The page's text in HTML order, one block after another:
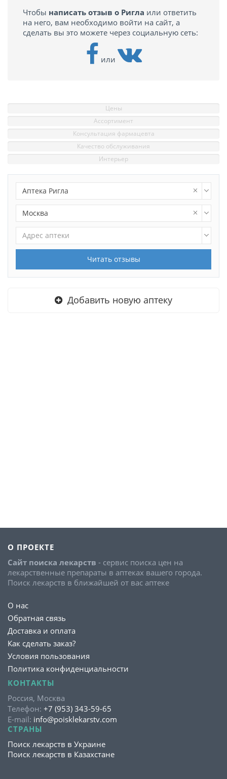
Чтобы написать отзыв о Ригла или ответить
на него, вам необходимо войти на сайт, а
сделать вы это можете через социальную сеть:
или
Цены
Ассортимент
Консультация фармацевта
Качество обслуживания
Интерьер
Аптека Ригла
Москва
Адрес аптеки
Читать отзывы
Добавить новую аптеку
О ПРОЕКТЕ
Сайт поиска лекарств - сервис поиска цен на
лекарственные препараты в аптеках вашего города.
Поиск лекарств в ближайшей от вас аптеке
О нас
Обратная связь
Доставка и оплата
Как сделать заказ?
Условия пользования
Политика конфиденциальности
КОНТАКТЫ
Россия, Москва
Телефон: +7 (953) 343-59-65
E-mail: info@poisklekarstv.com
СТРАНЫ
Поиск лекарств в Украине
Поиск лекарств в Казахстане